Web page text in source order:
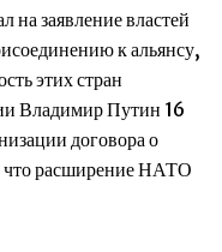
заявление властей
к альянсу,
этих стран
Владимир Путин 16
договора о
что расширение НАТО